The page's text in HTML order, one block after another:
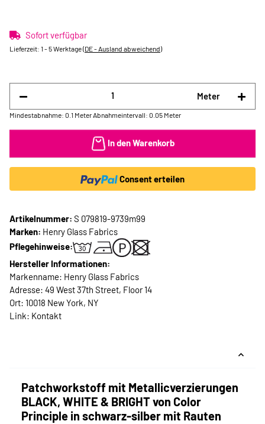
Sofort verfügbar
Lieferzeit: 1 - 5 Werktage(DE - Ausland abweichend)
Meter
Mindestabnahme: 0.1 Meter Abnahmeintervall: 0.05 Meter
In den Warenkorb
Consent erteilen
Artikelnummer: S 079819-9739m99
Marken: Henry Glass Fabrics
Pflegehinweise:
Hersteller Informationen:
Markenname: Henry Glass Fabrics
Adresse: 49 West 37th Street, Floor 14
Ort: 10018 New York, NY
Link: Kontakt
Patchworkstoff mit Metallicverzierungen
BLACK, WHITE & BRIGHT von Color
Principle in schwarz-silber mit Rauten